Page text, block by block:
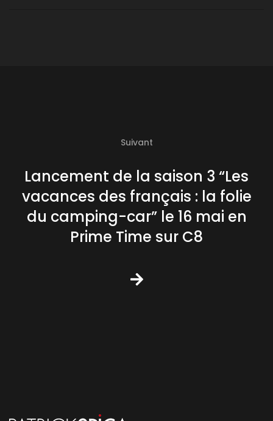
Suivant
Lancement de la saison 3 “Les
vacances des français : la folie
du camping-car” le 16 mai en
Prime Time sur C8